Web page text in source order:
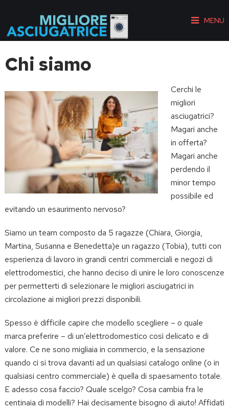
MENU
Chi siamo
Cerchi le
migliori
asciugatrici?
Magari anche
in offerta?
Magari anche
perdendo il
minor tempo
possibile ed
evitando un esaurimento nervoso?
Siamo un team composto da 5 ragazze (Chiara, Giorgia,
Martina, Susanna e Benedetta)e un ragazzo (Tobia), tutti con
esperienza di lavoro in grandi centri commerciali e negozi di
elettrodomestici, che hanno deciso di unire le loro conoscenze
per permetterti di selezionare le migliori asciugatrici in
circolazione ai migliori prezzi disponibili.
Spesso è difficile capire che modello scegliere – o quale
marca preferire – di un’elettrodomestico così delicato e di
valore. Ce ne sono migliaia in commercio, e la sensazione
quando ci si trova davanti ad un qualsiasi catalogo online (o in
qualsiasi centro commerciale) è quella di spaesamento totale.
E adesso cosa faccio? Quale scelgo? Cosa cambia fra le
centinaia di modelli? Hai decisamente bisogno di aiuto! Affidati